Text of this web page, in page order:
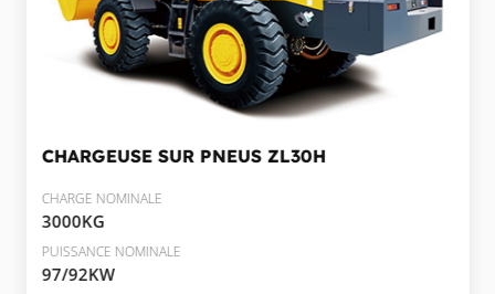
CHARGEUSE SUR PNEUS ZL30H
CHARGE NOMINALE
3000KG
PUISSANCE NOMINALE
97/92KW